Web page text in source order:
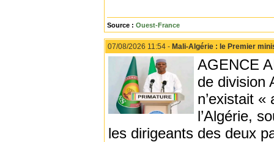
Source : Ouest-France
07/08/2026 11:54 - Mali-Algérie : le Premier
AGENCE
de division
n’existait
l’Algérie,
les dirigeants des deux